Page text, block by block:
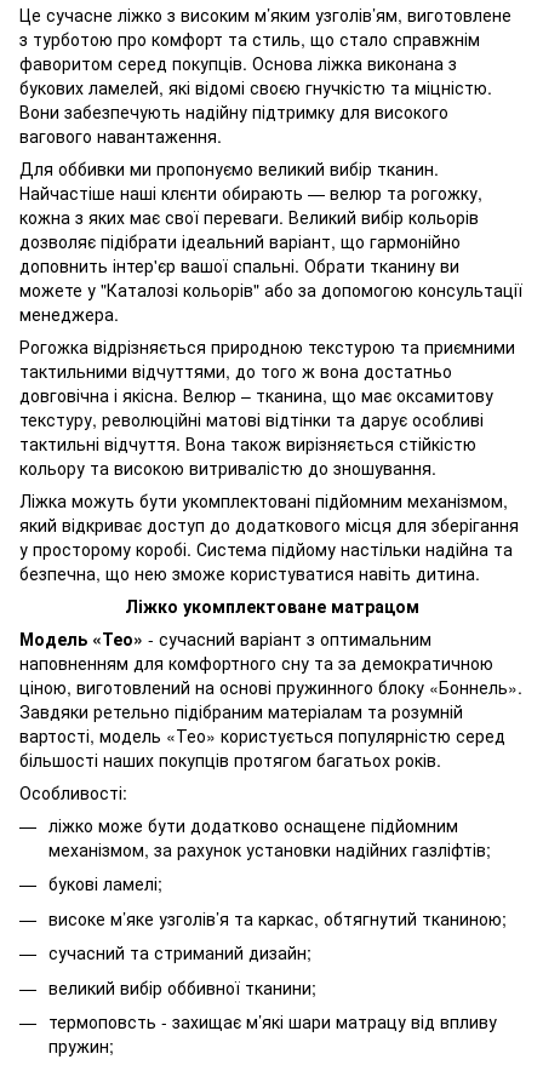
Це сучасне ліжко з високим м’яким узголів’ям, виготовлене
з турботою про комфорт та стиль, що стало справжнім
фаворитом серед покупців. Основа ліжка виконана з
букових ламелей, які відомі своєю гнучкістю та міцністю.
Вони забезпечують надійну підтримку для високого
вагового навантаження.
Для оббивки ми пропонуємо великий вибір тканин.
Найчастіше наші клєнти обирають — велюр та рогожку,
кожна з яких має свої переваги. Великий вибір кольорів
дозволяє підібрати ідеальний варіант, що гармонійно
доповнить інтер'єр вашої спальні. Обрати тканину ви
можете у "Каталозі кольорів" або за допомогою консультації
менеджера.
Рогожка відрізняється природною текстурою та приємними
тактильними відчуттями, до того ж вона достатньо
довговічна і якісна. Велюр – тканина, що має оксамитову
текстуру, революційні матові відтінки та дарує особливі
тактильні відчуття. Вона також вирізняється стійкістю
кольору та високою витривалістю до зношування.
Ліжка можуть бути укомплектовані підйомним механізмом,
який відкриває доступ до додаткового місця для зберігання
у просторому коробі. Система підйому настільки надійна та
безпечна, що нею зможе користуватися навіть дитина.
Ліжко укомплектоване матрацом
Модель «Тео» - сучасний варіант з оптимальним
наповненням для комфортного сну та за демократичною
ціною, виготовлений на основі пружинного блоку «Боннель».
Завдяки ретельно підібраним матеріалам та розумній
вартості, модель «Тео» користується популярністю серед
більшості наших покупців протягом багатьох років.
Особливості:
ліжко може бути додатково оснащене підйомним
механізмом, за рахунок установки надійних газліфтів;
букові ламелі;
високе м’яке узголів’я та каркас, обтягнутий тканиною;
сучасний та стриманий дизайн;
великий вибір оббивної тканини;
термоповсть - захищає м’які шари матрацу від впливу
пружин;